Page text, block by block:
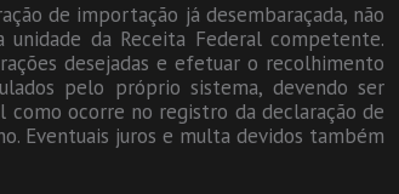
de importação já desembaraçada, não
da Receita Federal competente.
desejadas e efetuar o recolhimento
pelo próprio sistema, devendo ser
ocorre no registro da declaração de
Eventuais juros e multa devidos também